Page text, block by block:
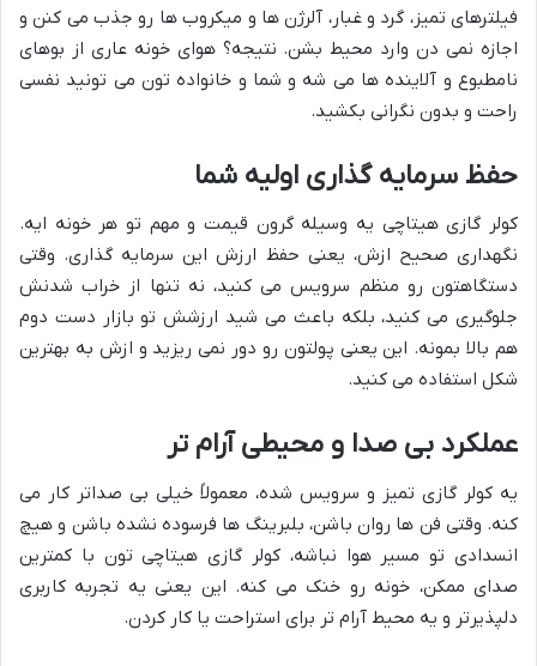
فیلترهای تمیز، گرد و غبار، آلرژن ها و میکروب ها رو جذب می کنن و
اجازه نمی دن وارد محیط بشن. نتیجه؟ هوای خونه عاری از بوهای
نامطبوع و آلاینده ها می شه و شما و خانواده تون می تونید نفسی
راحت و بدون نگرانی بکشید.
حفظ سرمایه گذاری اولیه شما
کولر گازی هیتاچی یه وسیله گرون قیمت و مهم تو هر خونه ایه.
نگهداری صحیح ازش، یعنی حفظ ارزش این سرمایه گذاری. وقتی
دستگاهتون رو منظم سرویس می کنید، نه تنها از خراب شدنش
جلوگیری می کنید، بلکه باعث می شید ارزشش تو بازار دست دوم
هم بالا بمونه. این یعنی پولتون رو دور نمی ریزید و ازش به بهترین
شکل استفاده می کنید.
عملکرد بی صدا و محیطی آرام تر
یه کولر گازی تمیز و سرویس شده، معمولاً خیلی بی صداتر کار می
کنه. وقتی فن ها روان باشن، بلبرینگ ها فرسوده نشده باشن و هیچ
انسدادی تو مسیر هوا نباشه، کولر گازی هیتاچی تون با کمترین
صدای ممکن، خونه رو خنک می کنه. این یعنی یه تجربه کاربری
دلپذیرتر و یه محیط آرام تر برای استراحت یا کار کردن.